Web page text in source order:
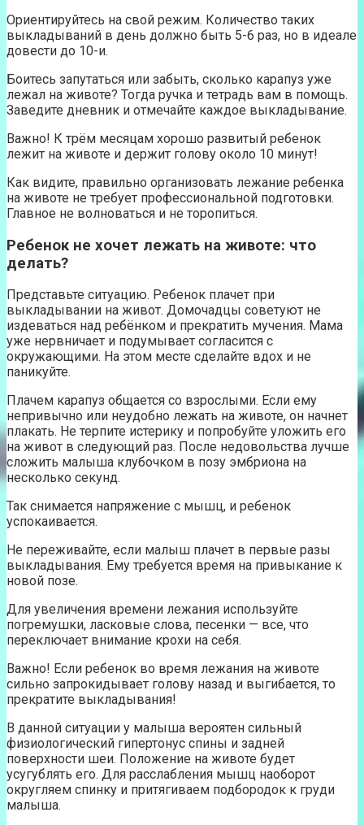
Ориентируйтесь на свой режим. Количество таких
выкладываний в день должно быть 5-6 раз, но в идеале
довести до 10-и.
Боитесь запутаться или забыть, сколько карапуз уже
лежал на животе? Тогда ручка и тетрадь вам в помощь.
Заведите дневник и отмечайте каждое выкладывание.
Важно! К трём месяцам хорошо развитый ребенок
лежит на животе и держит голову около 10 минут!
Как видите, правильно организовать лежание ребенка
на животе не требует профессиональной подготовки.
Главное не волноваться и не торопиться.
Ребенок не хочет лежать на животе: что
делать?
Представьте ситуацию. Ребенок плачет при
выкладывании на живот. Домочадцы советуют не
издеваться над ребёнком и прекратить мучения. Мама
уже нервничает и подумывает согласится с
окружающими. На этом месте сделайте вдох и не
паникуйте.
Плачем карапуз общается со взрослыми. Если ему
непривычно или неудобно лежать на животе, он начнет
плакать. Не терпите истерику и попробуйте уложить его
на живот в следующий раз. После недовольства лучше
сложить малыша клубочком в позу эмбриона на
несколько секунд.
Так снимается напряжение с мышц, и ребенок
успокаивается.
Не переживайте, если малыш плачет в первые разы
выкладывания. Ему требуется время на привыкание к
новой позе.
Для увеличения времени лежания используйте
погремушки, ласковые слова, песенки — все, что
переключает внимание крохи на себя.
Важно! Если ребенок во время лежания на животе
сильно запрокидывает голову назад и выгибается, то
прекратите выкладывания!
В данной ситуации у малыша вероятен сильный
физиологический гипертонус спины и задней
поверхности шеи. Положение на животе будет
усугублять его. Для расслабления мышц наоборот
округляем спинку и притягиваем подбородок к груди
малыша.